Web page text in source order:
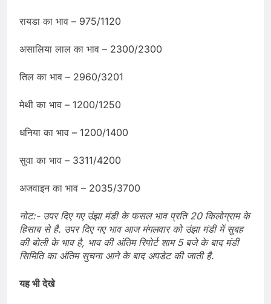
रायडा का भाव – 975/1120
असालिया लाल का भाव – 2300/2300
तिल का भाव – 2960/3201
मेथी का भाव – 1200/1250
धनिया का भाव – 1200/1400
सुवा का भाव – 3311/4200
अजवाइन का भाव – 2035/3700
नोट:- उपर दिए गए उंझा मंडी के फसल भाव प्रति 20 किलोग्राम के
हिसाब से है. उपर दिए गए भाव आज मंगलवार को उंझा मंडी में सुबह
की बोली के भाव है, भाव की अंतिम रिपोर्ट शाम 5 बजे के बाद मंडी
सिमिति का अंतिम सुचना आने के बाद अपडेट की जाती है.
यह भी देखे